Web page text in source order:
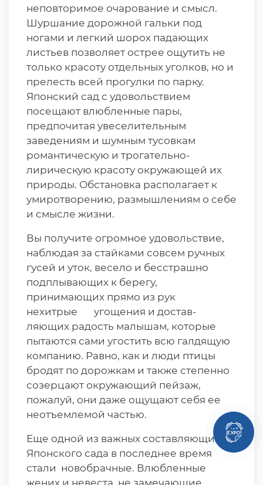
неповторимое очарование и смысл.
Шуршание дорожной гальки под
ногами и легкий шорох падающих
листьев позволяет острее ощутить не
только красоту отдельных уголков, но и
прелесть всей прогулки по парку.
Японский сад с удовольствием
посещают влюбленные пары,
предпочитая увеселительным
заведениям и шумным тусовкам
романтическую и трогательно-
лирическую красоту окружающей их
природы. Обстановка располагает к
умиротворению, размышлениям о себе
и смысле жизни.
Вы получите огромное удовольствие,
наблюдая за стайками совсем ручных
гусей и уток, весело и бесстрашно
подплывающих к берегу,
принимающих прямо из рук
нехитрые угощения и достав-
ляющих радость малышам, которые
пытаются сами угостить всю галдящую
компанию. Равно, как и люди птицы
бродят по дорожкам и также степенно
созерцают окружающий пейзаж,
пожалуй, они даже ощущают себя ее
неотъемлемой частью.
Еще одной из важных составляющих
Японского сада в последнее время
стали новобрачные. Влюбленные
жених и невеста, не замечающие